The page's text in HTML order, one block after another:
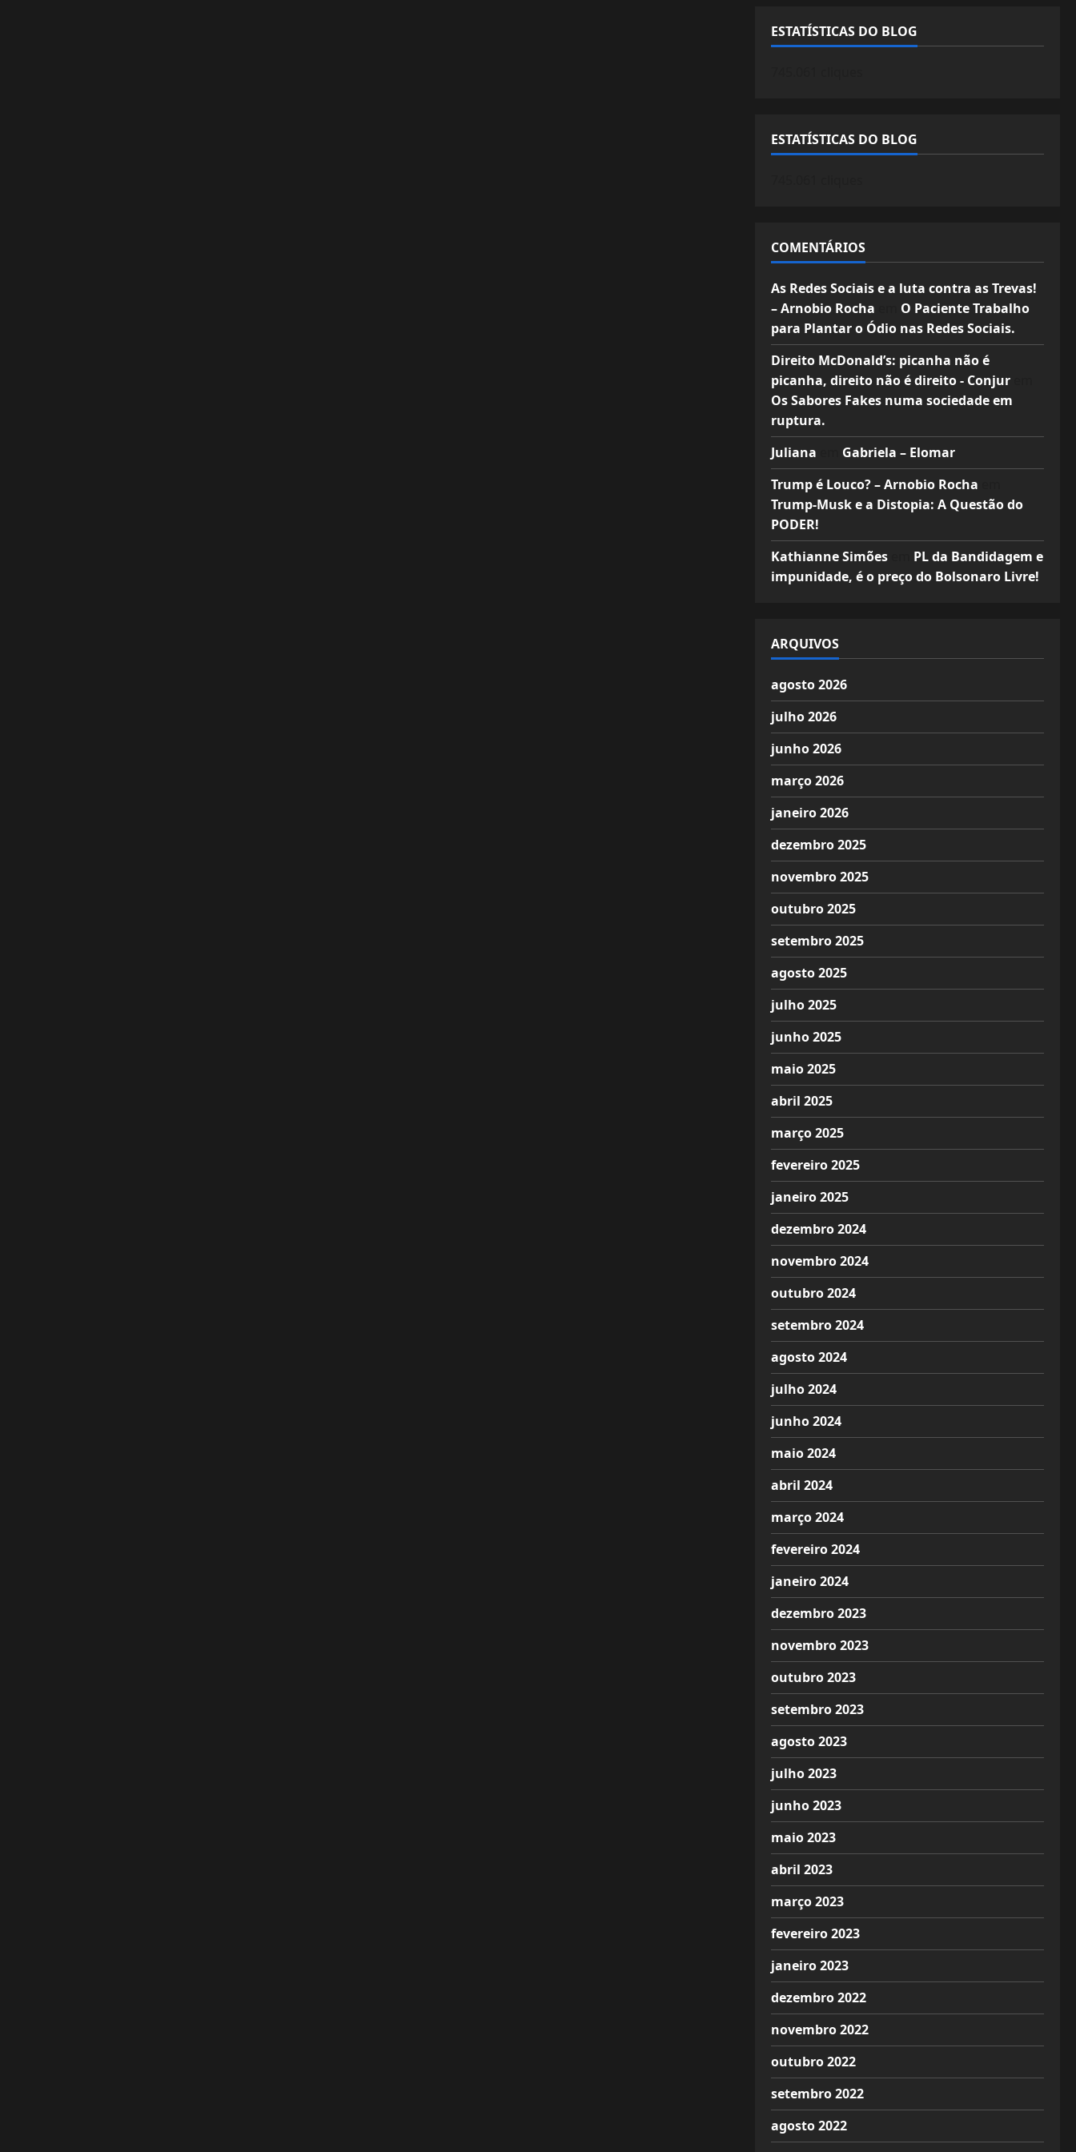
ESTATÍSTICAS DO BLOG
ESTATÍSTICAS DO BLOG
COMENTÁRIOS
As Redes Sociais e a luta contra as Trevas!
– Arnobio Rocha
O Paciente Trabalho
para Plantar o Ódio nas Redes Sociais.
Direito McDonald’s: picanha não é
picanha, direito não é direito - Conjurem
Os Sabores Fakes numa sociedade em
ruptura.
Juliana
Gabriela – Elomar
Trump é Louco? – Arnobio Rocha
Trump-Musk e a Distopia: A Questão do
PODER!
Kathianne Simõesem PL da Bandidagem e
impunidade, é o preço do Bolsonaro Livre!
ARQUIVOS
agosto 2026
julho 2026
junho 2026
março 2026
janeiro 2026
dezembro 2025
novembro 2025
outubro 2025
setembro 2025
agosto 2025
julho 2025
junho 2025
maio 2025
abril 2025
março 2025
fevereiro 2025
janeiro 2025
dezembro 2024
novembro 2024
outubro 2024
setembro 2024
agosto 2024
julho 2024
junho 2024
maio 2024
abril 2024
março 2024
fevereiro 2024
janeiro 2024
dezembro 2023
novembro 2023
outubro 2023
setembro 2023
agosto 2023
julho 2023
junho 2023
maio 2023
abril 2023
março 2023
fevereiro 2023
janeiro 2023
dezembro 2022
novembro 2022
outubro 2022
setembro 2022
agosto 2022